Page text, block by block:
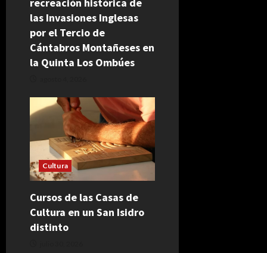
recreación histórica de
las Invasiones Inglesas
por el Tercio de
Cántabros Montañeses en
la Quinta Los Ombúes
Cultura
Cursos de las Casas de
Cultura en un San Isidro
distinto